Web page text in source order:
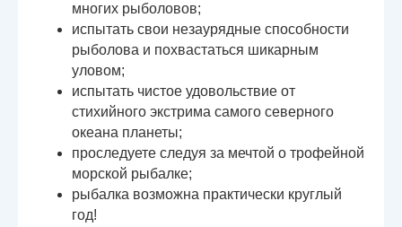
многих рыболовов;
испытать свои незаурядные способности
рыболова и похвастаться шикарным
уловом;
испытать чистое удовольствие от
стихийного экстрима самого северного
океана планеты;
проследуете следуя за мечтой о трофейной
морской рыбалке;
рыбалка возможна практически круглый
год!